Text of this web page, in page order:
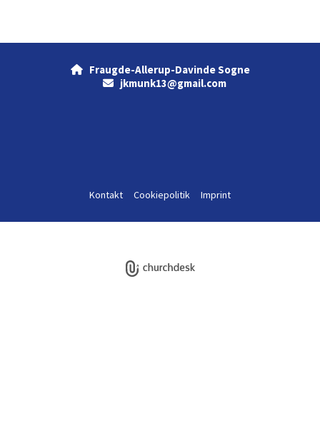
Fraugde-Allerup-Davinde Sogne
jkmunk13@gmail.com
Kontakt Cookiepolitik Imprint